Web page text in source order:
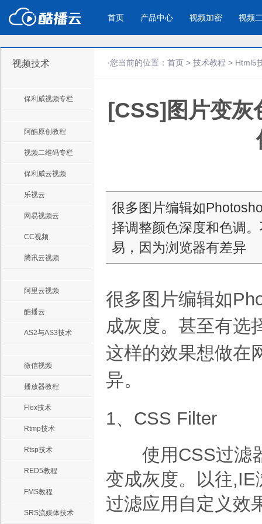
首页 产品中心
产品与新功能
视频加密防下载防录屏
教学课程全终端视频加密
防下载/防盗录/防录屏/防篡改
酷播云 | 企
免费稳定无广
帮助企业视
视频加密 视频
应用场景
企业宣传
企业视频宣传，提升企业形象
产品宣传
通过视频来展示
个人网站
为个人网站、博客论坛，添加视频
视频技术
保利威视频专栏
阿酷原创教程
视频二维码专栏
保利威云视频
乐视云
网易视频云
CC视频
腾讯云视频
阿里云视频
酷播云
AS2与AS3技术
微信视频
播放器教程
Flex技术
Rtmp技术
Rtsp技术
RED5教程
FMS教程
SRS流媒体技术
·您当前的位置： 首页 > 技术教程 > Html5
[CSS]图片变灰
很多图片编辑如
择调整颜色深度和色调
易，因为浏览器有差异
很多图片编辑如
成灰度。甚至有选
这样的效果想做在
异。
1、CSS Filter
使用CSS过滤器
变成灰度。以往
过滤应用自定义效